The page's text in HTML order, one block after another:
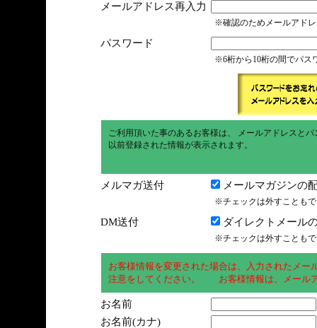
メールアドレス再入力
※確認のためメールアド
パスワード
※6桁から10桁の間でパス
ご利用頂いた事のあるお客様は、 メールアドレスと
以前登録された情報が表示されます。
メルマガ送付 メールマガジンの
※チェックは外すことも
DM送付 ダイレクトメール
※チェックは外すことも
お客様情報を変更された場合は、入力されたメ
注意をしてください。 お客様情報は、メール
お名前
お名前(カナ)